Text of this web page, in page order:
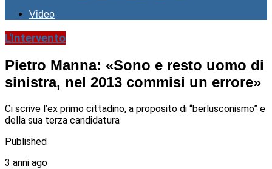
Video
L'Intervento
Pietro Manna: «Sono e resto uomo di
sinistra, nel 2013 commisi un errore»
Ci scrive l’ex primo cittadino, a proposito di “berlusconismo” e
della sua terza candidatura
Published
3 anni ago